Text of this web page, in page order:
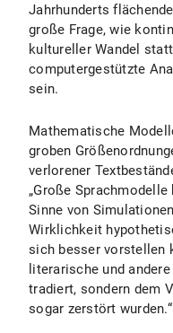
Jahrhunderts
große Frage, wie
kultureller Wandel
computergestützte
sein.
Mathematische
groben
verlorener
„Große
Sinne von
Wirklichkeit
sich besser vorstellen
literarische und
tradiert, sondern dem
sogar zerstört wurden.“